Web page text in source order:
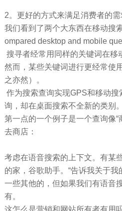
2。更好的方式来满足消费者的
我们看到了两个大东西在移动搜
ompared desktop and mobile
搜寻者经常用同样的关键词在移
然而，某些关键词进行更经常使
之亦然）。
作为搜索查询实现GPS和移动
询，却在桌面搜索不全新的类别。
第一点的一个例子是一个查询像“
去商店：
考虑在语音搜索的上下文。有某
的家，谷歌助手。“告诉我关于我
一些其他的，但如果我们有语音
有。
这怎么是营销和网站所有者有用